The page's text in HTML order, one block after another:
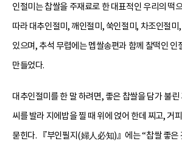
인절미는 찹쌀을 주재료로 한 대표적인 우리의 떡
따라 대추인절미, 깨인절미, 쑥인절미, 차조인절미
있으며, 추석 무렵에는 멥쌀송편과 함께 찰떡인 인
만들었다.
대추인절미를 한 말 하려면, 좋은 찹쌀을 담가 불린
씨를 발라 지에밥을 찔 때 위에 얹어 한데 찌고, 거
묻힌다. 『부인필지(婦人必知)』에는 “찹쌀 좋은